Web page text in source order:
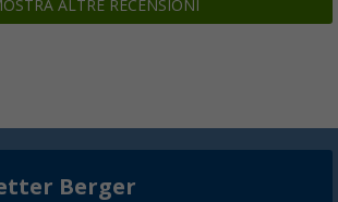
ALTRE RECENSIONI
Berger